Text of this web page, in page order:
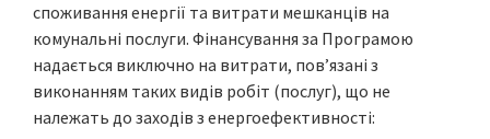
споживання енергії та витрати мешканців на
комунальні послуги. Фінансування за Програмою
надається виключно на витрати, пов’язані з
виконанням таких видів робіт (послуг), що не
належать до заходів з енергоефективності: